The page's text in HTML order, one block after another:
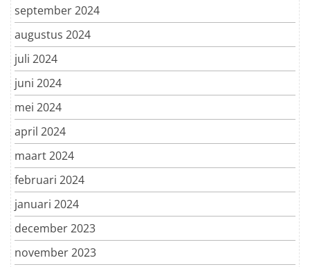
september 2024
augustus 2024
juli 2024
juni 2024
mei 2024
april 2024
maart 2024
februari 2024
januari 2024
december 2023
november 2023